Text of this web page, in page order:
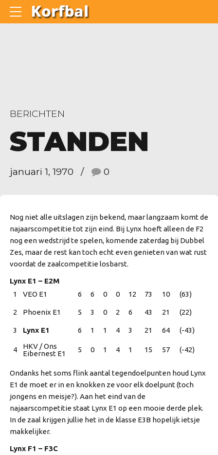
BERICHTEN
STANDEN
januari 1, 1970 0
Nog niet alle uitslagen zijn bekend, maar langzaam komt de
najaarscompetitie tot zijn eind. Bij Lynx hoeft alleen de F2
nog een wedstrijd te spelen, komende zaterdag bij Dubbel
Zes, maar de rest kan toch echt even genieten van wat rust
voordat de zaalcompetitie losbarst.
Lynx E1 – E2M
1
VEO E1 6 6 0 0 12 73 10 (63)
2 Phoenix E1 5 3 0 2 6 43 21 (22)
3 Lynx E1 6 1 1 4 3 21 64 (-43)
4
HKV / Ons
Eibernest E1
5 0 1 4 1 15 57 (-42)
Ondanks het soms flink aantal tegendoelpunten houd Lynx
E1 de moet er in en knokken ze voor elk doelpunt (toch
jongens en meisje?). Aan het eind van de
najaarscompetitie staat Lynx E1 op een mooie derde plek.
In de zaal krijgen jullie het in de klasse E3B hopelijk ietsje
makkelijker.
Lynx F1 – F3C